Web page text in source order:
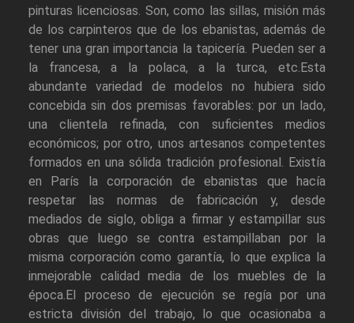
pinturas licenciosas. Son, como las sillas, misión más
de los carpinteros que de los ebanistas, además de
tener una gran importancia la tapicería. Pueden ser a
la francesa, a la polaca, a la turca, etc.Esta
abundante variedad de modelos no hubiera sido
concebida sin dos premisas favorables: por un lado,
una clientela refinada, con suficientes medios
económicos; por otro, unos artesanos competentes
formados en una sólida tradición profesional. Existía
en París la corporación de ebanistas que hacía
respetar las normas de fabricación y, desde
mediados de siglo, obliga a firmar y estampillar sus
obras que luego se contra estampillaban por la
misma corporación como garantía, lo que explica la
inmejorable calidad media de los muebles de la
época.El proceso de ejecución se regía por una
estricta división del trabajo, lo que ocasionaba a